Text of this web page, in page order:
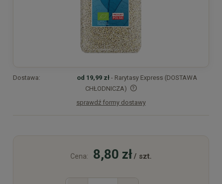
Dostawa: od 19,99 zł - Rarytasy Express (DOSTAWA
CHŁODNICZA)
Cena nie zawiera ewentualnych kosztów płatności
sprawdź formy dostawy
Cena: 8,80 zł/ szt.